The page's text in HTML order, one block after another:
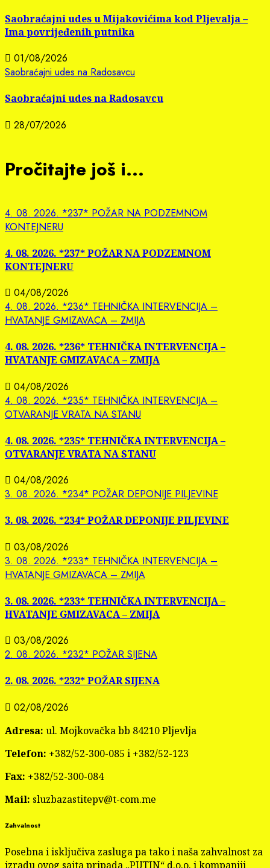
Saobraćajni udes u Mijakovićima kod Pljevalja –
Ima povrijeđenih putnika
01/08/2026
Saobraćajni udes na Radosavcu
Saobraćajni udes na Radosavcu
28/07/2026
Pročitajte još i...
4. 08. 2026. *237* POŽAR NA PODZEMNOM
KONTEJNERU
4. 08. 2026. *237* POŽAR NA PODZEMNOM
KONTEJNERU
04/08/2026
4. 08. 2026. *236* TEHNIČKA INTERVENCIJA –
HVATANJE GMIZAVACA – ZMIJA
4. 08. 2026. *236* TEHNIČKA INTERVENCIJA –
HVATANJE GMIZAVACA – ZMIJA
04/08/2026
4. 08. 2026. *235* TEHNIČKA INTERVENCIJA –
OTVARANJE VRATA NA STANU
4. 08. 2026. *235* TEHNIČKA INTERVENCIJA –
OTVARANJE VRATA NA STANU
04/08/2026
3. 08. 2026. *234* POŽAR DEPONIJE PILJEVINE
3. 08. 2026. *234* POŽAR DEPONIJE PILJEVINE
03/08/2026
3. 08. 2026. *233* TEHNIČKA INTERVENCIJA –
HVATANJE GMIZAVACA – ZMIJA
3. 08. 2026. *233* TEHNIČKA INTERVENCIJA –
HVATANJE GMIZAVACA – ZMIJA
03/08/2026
2. 08. 2026. *232* POŽAR SIJENA
2. 08. 2026. *232* POŽAR SIJENA
02/08/2026
Adresa: ul. Mojkovačka bb 84210 Pljevlja
Telefon: +382/52-300-085 i +382/52-123
Fax: +382/52-300-084
Mail: sluzbazastitepv@t-com.me
Zahvalnost
Posebna i isključiva zasluga pa tako i naša zahvalnost za
izradu ovog sajta pripada „PUTIN“ d.o.o. i kompaniji